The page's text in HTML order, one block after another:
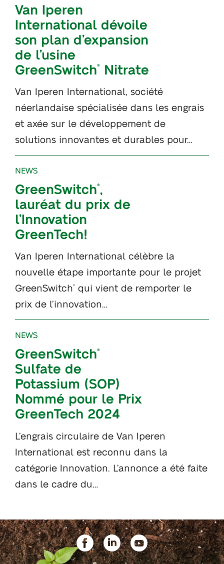
Van Iperen
International dévoile
son plan d’expansion
de l’usine
GreenSwitch® Nitrate
Van Iperen International, société
néerlandaise spécialisée dans les engrais
et axée sur le développement de
solutions innovantes et durables pour…
NEWS
GreenSwitch®,
lauréat du prix de
l’Innovation
GreenTech!
Van Iperen International célèbre la
nouvelle étape importante pour le projet
GreenSwitch®
qui vient de remporter le
prix de l’innovation…
NEWS
GreenSwitch®
Sulfate de
Potassium (SOP)
Nommé pour le Prix
GreenTech 2024
L’engrais circulaire de Van Iperen
International est reconnu dans la
catégorie Innovation. L’annonce a été faite
dans le cadre du…